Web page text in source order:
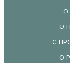
О
О
О
О